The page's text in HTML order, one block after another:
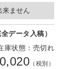
来ません
データ入稿）
庫状態：売切れ
（税別）